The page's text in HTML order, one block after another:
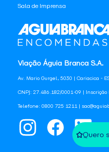
Quero
Viação Águia Branca S.A.
Av. Mario Gurgel, 5030 | Cariacica -
CNPJ: 27.486.182/0001-09 |
Telefone: 0800 725 1211 |
Sala de Imprensa